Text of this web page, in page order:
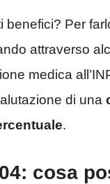
Per
attraverso
medica
di una
.
cosa